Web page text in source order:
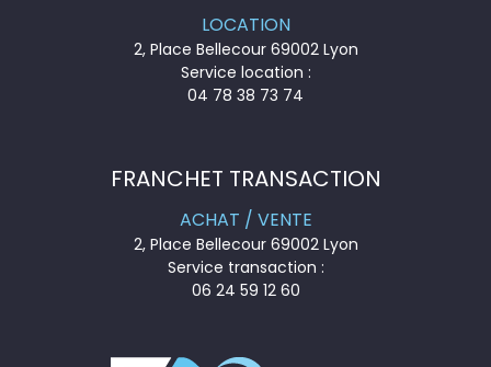
LOCATION
2, Place Bellecour 69002 Lyon
Service location :
04 78 38 73 74
FRANCHET TRANSACTION
ACHAT / VENTE
2, Place Bellecour 69002 Lyon
Service transaction :
06 24 59 12 60